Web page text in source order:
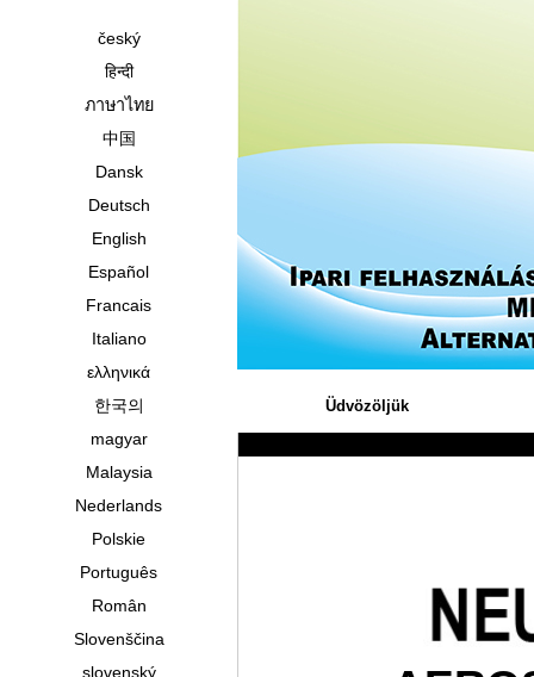
český
हिन्दी
ภาษาไทย
中国
Dansk
Deutsch
English
Español
Francais
Italiano
ελληνικά
한국의
magyar
Malaysia
Nederlands
Polskie
Português
Român
Slovenščina
slovenský
Üdvözöljük